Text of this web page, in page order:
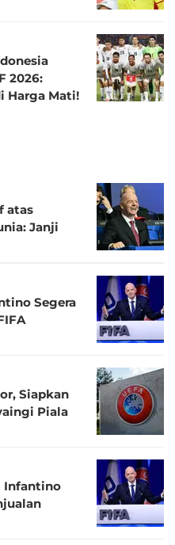
2026:
Harga Mati!
atas
Janji
Segera
Siapkan
Piala
Infantino